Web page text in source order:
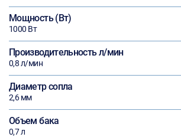
Мощность (Вт)
1000 Вт
Производительность л/мин
0,8 л/мин
Диаметр сопла
2,6 мм
Объем бака
0,7 л